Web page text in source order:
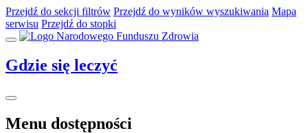
Przejdź do sekcji filtrów Przejdź do wyników wyszukiwania Mapa
serwisu Przejdź do stopki
Gdzie się leczyć
Menu dostępności